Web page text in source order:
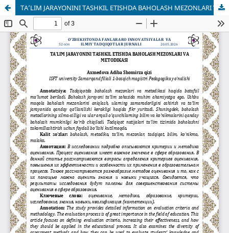
TA’LIM JARAYONINI TASHKIL ETISHDA BAHOLASH MEZONLARI VA METODIKASI